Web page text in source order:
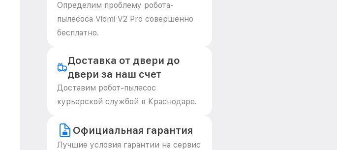
Определим проблему робота-
пылесоса Viomi V2 Pro совершенно
бесплатно.
Доставка от двери до
двери за наш счет
Доставим робот-пылесос
курьерской службой в Краснодаре.
Официальная гарантия
Лучшие условия гарантии на сервис